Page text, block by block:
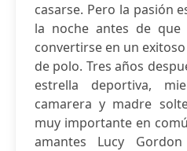
casarse. Pero la pasión
la noche antes de
convertirse en un
de polo. Tres años
estrella deportiva,
camarera y madre
muy importante en
amantes Lucy